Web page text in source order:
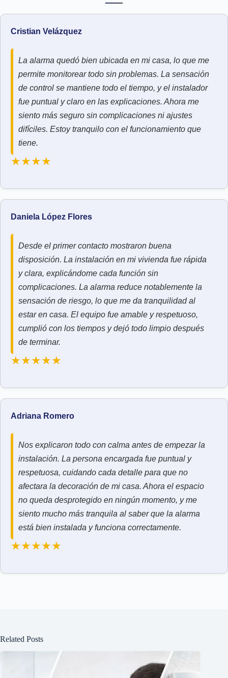
Cristian Velázquez
La alarma quedó bien ubicada en mi casa, lo que me
permite monitorear todo sin problemas. La sensación
de control se mantiene todo el tiempo, y el instalador
fue puntual y claro en las explicaciones. Ahora me
siento más seguro sin complicaciones ni ajustes
difíciles. Estoy tranquilo con el funcionamiento que
tiene.
★★★★
Daniela López Flores
Desde el primer contacto mostraron buena
disposición. La instalación en mi vivienda fue rápida
y clara, explicándome cada función sin
complicaciones. La alarma reduce notablemente la
sensación de riesgo, lo que me da tranquilidad al
estar en casa. El equipo fue amable y respetuoso,
cumplió con los tiempos y dejó todo limpio después
de terminar.
★★★★★
Adriana Romero
Nos explicaron todo con calma antes de empezar la
instalación. La persona encargada fue puntual y
respetuosa, cuidando cada detalle para que no
afectara la decoración de mi casa. Ahora el espacio
no queda desprotegido en ningún momento, y me
siento mucho más tranquila al saber que la alarma
está bien instalada y funciona correctamente.
★★★★★
Related Posts